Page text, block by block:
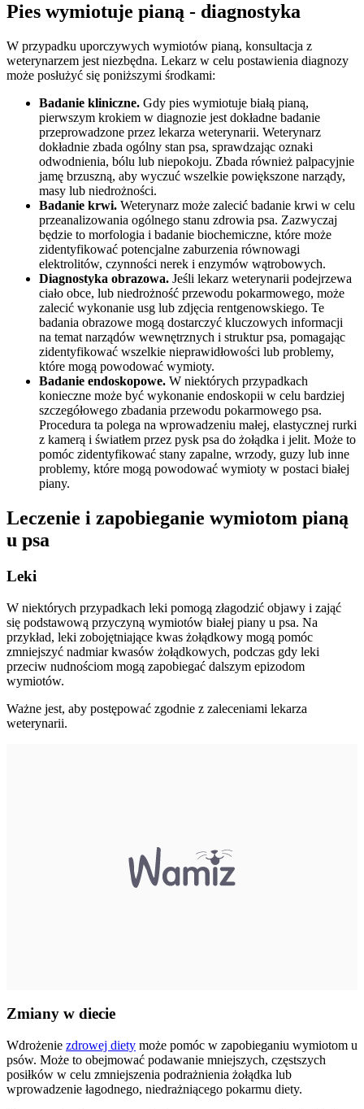
Pies wymiotuje pianą - diagnostyka
W przypadku uporczywych wymiotów pianą, konsultacja z
weterynarzem jest niezbędna. Lekarz w celu postawienia diagnozy
może posłużyć się poniższymi środkami:
Badanie kliniczne. Gdy pies wymiotuje białą pianą,
pierwszym krokiem w diagnozie jest dokładne badanie
przeprowadzone przez lekarza weterynarii. Weterynarz
dokładnie zbada ogólny stan psa, sprawdzając oznaki
odwodnienia, bólu lub niepokoju. Zbada również palpacyjnie
jamę brzuszną, aby wyczuć wszelkie powiększone narządy,
masy lub niedrożności.
Badanie krwi. Weterynarz może zalecić badanie krwi w celu
przeanalizowania ogólnego stanu zdrowia psa. Zazwyczaj
będzie to morfologia i badanie biochemiczne, które może
zidentyfikować potencjalne zaburzenia równowagi
elektrolitów, czynności nerek i enzymów wątrobowych.
Diagnostyka obrazowa. Jeśli lekarz weterynarii podejrzewa
ciało obce, lub niedrożność przewodu pokarmowego, może
zalecić wykonanie usg lub zdjęcia rentgenowskiego. Te
badania obrazowe mogą dostarczyć kluczowych informacji
na temat narządów wewnętrznych i struktur psa, pomagając
zidentyfikować wszelkie nieprawidłowości lub problemy,
które mogą powodować wymioty.
Badanie endoskopowe. W niektórych przypadkach
konieczne może być wykonanie endoskopii w celu bardziej
szczegółowego zbadania przewodu pokarmowego psa.
Procedura ta polega na wprowadzeniu małej, elastycznej rurki
z kamerą i światłem przez pysk psa do żołądka i jelit. Może to
pomóc zidentyfikować stany zapalne, wrzody, guzy lub inne
problemy, które mogą powodować wymioty w postaci białej
piany.
Leczenie i zapobieganie wymiotom pianą
u psa
Leki
W niektórych przypadkach leki pomogą złagodzić objawy i zająć
się podstawową przyczyną wymiotów białej piany u psa. Na
przykład, leki zobojętniające kwas żołądkowy mogą pomóc
zmniejszyć nadmiar kwasów żołądkowych, podczas gdy leki
przeciw nudnościom mogą zapobiegać dalszym epizodom
wymiotów.
Ważne jest, aby postępować zgodnie z zaleceniami lekarza
weterynarii.
Zmiany w diecie
Wdrożenie zdrowej diety może pomóc w zapobieganiu wymiotom u
psów. Może to obejmować podawanie mniejszych, częstszych
posiłków w celu zmniejszenia podrażnienia żołądka lub
wprowadzenie łagodnego, niedrażniącego pokarmu diety.